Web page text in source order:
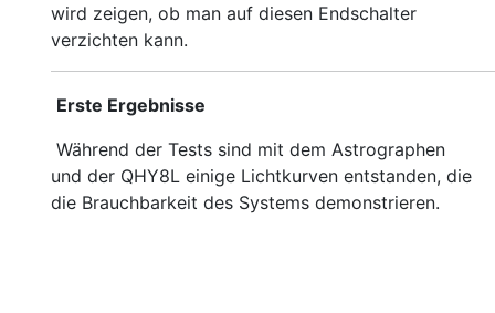
wird zeigen, ob man auf diesen Endschalter
verzichten kann.
Erste Ergebnisse
Während der Tests sind mit dem Astrographen
und der QHY8L einige Lichtkurven entstanden, die
die Brauchbarkeit des Systems demonstrieren.